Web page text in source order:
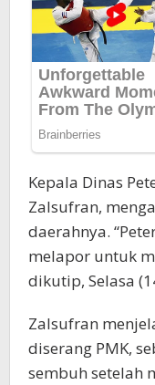
Kepala Dinas
Zalsufran,
daerahnya.
melapor untuk
dikutip, Selasa
Zalsufran
diserang PMK,
sembuh setelah